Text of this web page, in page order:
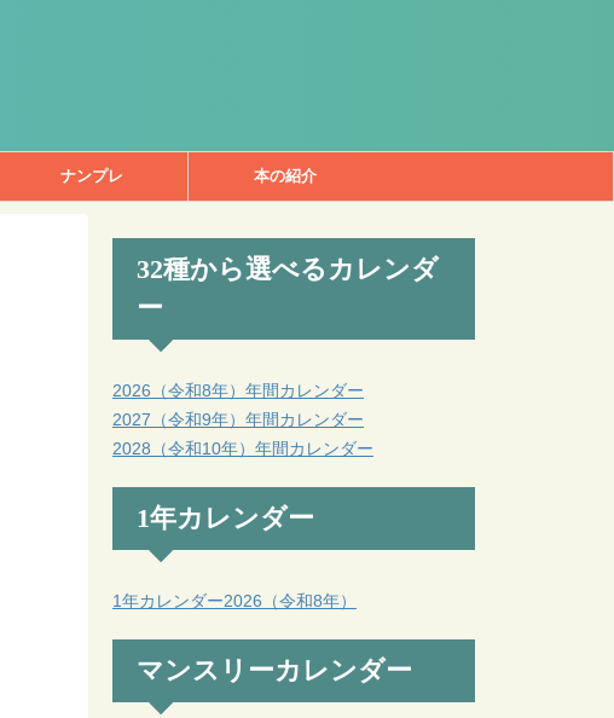
ナンプレ 本の紹介
32種から選べるカレンダ
ー
2026（令和8年）年間カレンダー
2027（令和9年）年間カレンダー
2028（令和10年）年間カレンダー
1年カレンダー
1年カレンダー2026（令和8年）
マンスリーカレンダー